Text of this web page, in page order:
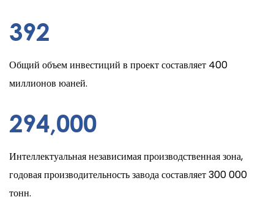
400
Общий объем инвестиций в проект составляет 400
миллионов юаней.
300,000
Интеллектуальная независимая производственная зона,
годовая производительность завода составляет 300 000
тонн.